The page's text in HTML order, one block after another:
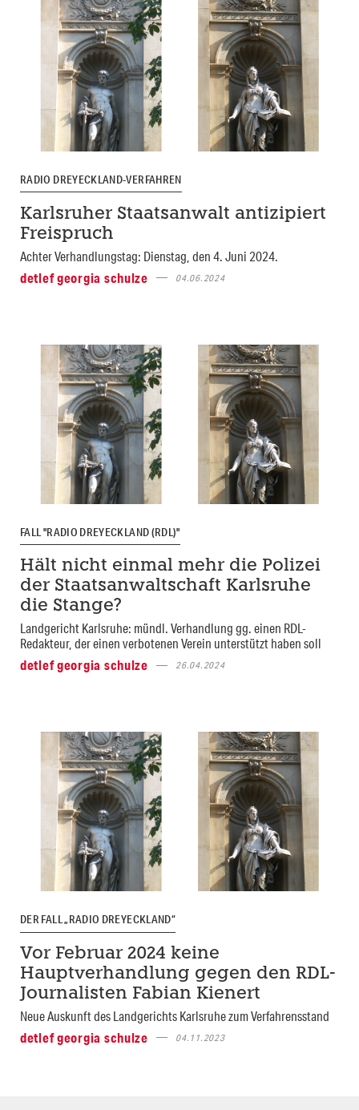
RADIO DREYECKLAND-VERFAHREN
Karlsruher Staatsanwalt antizipiert
Freispruch
Achter Verhandlungstag: Dienstag, den 4. Juni 2024.
detlef georgia schulze
04.06.2024
FALL "RADIO DREYECKLAND (RDL)"
Hält nicht einmal mehr die Polizei
der Staatsanwaltschaft Karlsruhe
die Stange?
Landgericht Karlsruhe: mündl. Verhandlung gg. einen RDL-
Redakteur, der einen verbotenen Verein unterstützt haben soll
detlef georgia schulze
26.04.2024
DER FALL „RADIO DREYECKLAND“
Vor Februar 2024 keine
Hauptverhandlung gegen den RDL-
Journalisten Fabian Kienert
Neue Auskunft des Landgerichts Karlsruhe zum Verfahrensstand
detlef georgia schulze
04.11.2023